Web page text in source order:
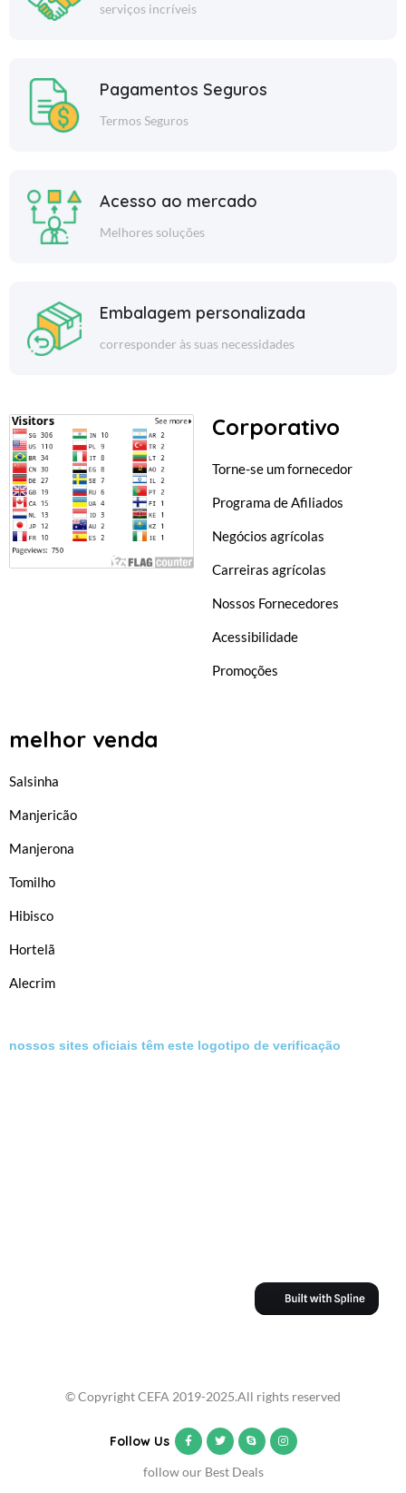
serviços incríveis
Pagamentos Seguros
Termos Seguros
Acesso ao mercado
Melhores soluções
Embalagem personalizada
corresponder às suas necessidades
Corporativo
Torne-se um fornecedor
Programa de Afiliados
Negócios agrícolas
Carreiras agrícolas
Nossos Fornecedores
Acessibilidade
Promoções
melhor venda
Salsinha
Manjericão
Manjerona
Tomilho
Hibisco
Hortelã
Alecrim
nossos sites oficiais têm este logotipo de verificação
© Copyright CEFA 2019-2025.All rights reserved
Follow Us
follow our Best Deals